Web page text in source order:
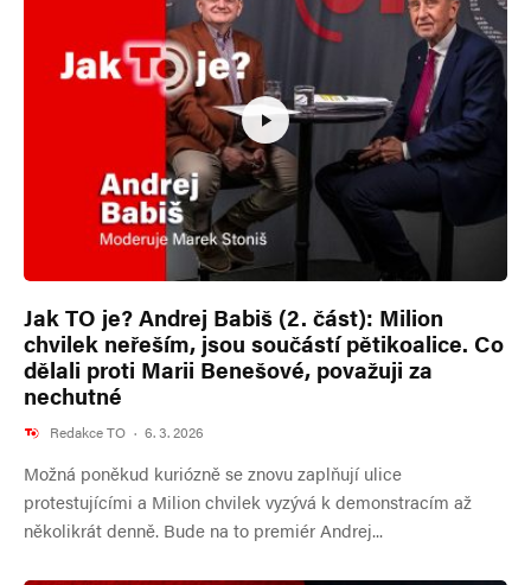
Jak TO je? Andrej Babiš (2. část): Milion
chvilek neřeším, jsou součástí pětikoalice. Co
dělali proti Marii Benešové, považuji za
nechutné
Redakce TO · 6. 3. 2026
Možná poněkud kuriózně se znovu zaplňují ulice
protestujícími a Milion chvilek vyzývá k demonstracím až
několikrát denně. Bude na to premiér Andrej...